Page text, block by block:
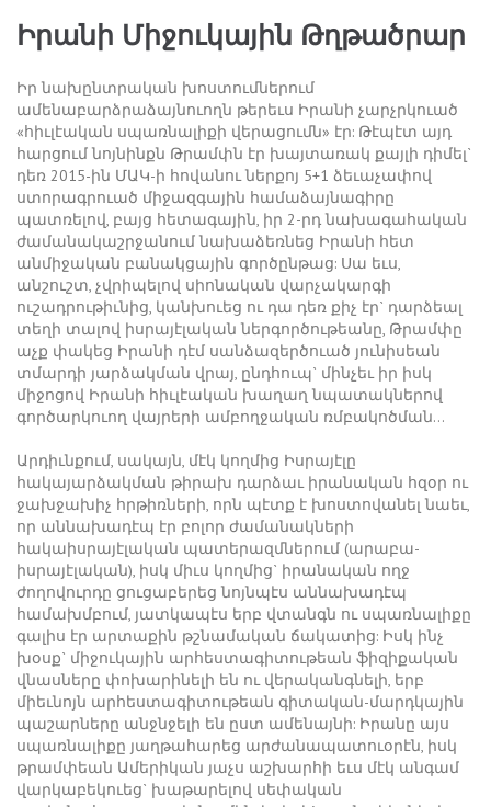
Իրանի Միջուկային Թղթածրար
Իր նախընտրական խոստումներում
ամենաբարձրաձայնուողն թերեւս Իրանի չարչրկուած
«հիւլէական սպառնալիքի վերացումն» էր: Թէպէտ այդ
հարցում նոյնինքն Թրամփն էր խայտառակ քայլի դիմել`
դեռ 2015-ին ՄԱԿ-ի հովանու ներքոյ 5+1 ձեւաչափով
ստորագրուած միջազգային համաձայնագիրը
պատռելով, բայց հետագային, իր 2-րդ նախագահական
ժամանակաշրջանում նախաձեռնեց Իրանի հետ
անմիջական բանակցային գործընթաց: Սա եւս,
անշուշտ, չվրիպելով սիոնական վարչակարգի
ուշադրութիւնից, կանխուեց ու դա դեռ քիչ էր` դարձեալ
տեղի տալով իսրայէլական ներգործութեանը, Թրամփը
աչք փակեց Իրանի դէմ սանձազերծուած յունիսեան
տմարդի յարձակման վրայ, ընդհուպ` մինչեւ իր իսկ
միջոցով Իրանի հիւլէական խաղաղ նպատակներով
գործարկուող վայրերի ամբողջական ռմբակոծման…
Արդիւնքում, սակայն, մէկ կողմից Իսրայէլը
հակայարձակման թիրախ դարձաւ իրանական հզօր ու
ջախջախիչ հրթիռների, որն պէտք է խոստովանել նաեւ,
որ աննախադէպ էր բոլոր ժամանակների
հակաիսրայէլական պատերազմներում (արաբա-
իսրայէլական), իսկ միւս կողմից` իրանական ողջ
ժողովուրդը ցուցաբերեց նոյնպէս աննախադէպ
համախմբում, յատկապէս երբ վտանգն ու սպառնալիքը
գալիս էր արտաքին թշնամական ճակատից: Իսկ ինչ
խօսք` միջուկային արհեստագիտութեան ֆիզիքական
վնասները փոխարինելի են ու վերականգնելի, երբ
միեւնոյն արհեստագիտութեան գիտական-մարդկային
պաշարները անջնջելի են ըստ ամենայնի: Իրանը այս
սպառնալիքը յաղթահարեց արժանապատուօրէն, իսկ
թրամփեան Ամերիկան յաչս աշխարհի եւս մէկ անգամ
վարկաբեկուեց` խաթարելով սեփական